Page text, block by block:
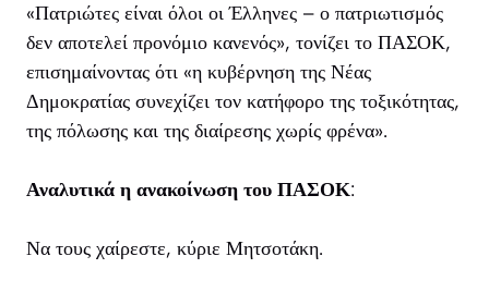
«Πατριώτες είναι όλοι οι Έλληνες – ο πατριωτισμός
δεν αποτελεί προνόμιο κανενός», τονίζει το ΠΑΣΟΚ,
επισημαίνοντας ότι «η κυβέρνηση της Νέας
Δημοκρατίας συνεχίζει τον κατήφορο της τοξικότητας,
της πόλωσης και της διαίρεσης χωρίς φρένα».
Αναλυτικά η ανακοίνωση του ΠΑΣΟΚ:
Να τους χαίρεστε, κύριε Μητσοτάκη.